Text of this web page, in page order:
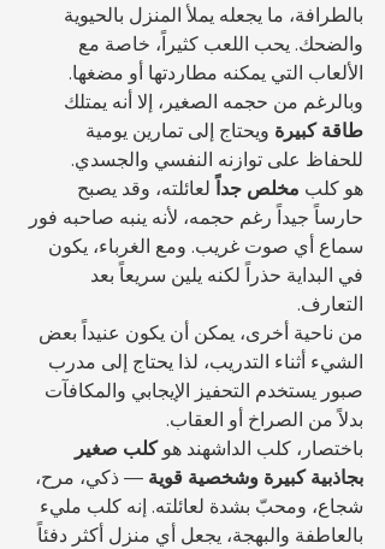
بالطرافة، ما يجعله يملأ المنزل بالحيوية
والضحك. يحب اللعب كثيراً، خاصة مع
الألعاب التي يمكنه مطاردتها أو مضغها.
وبالرغم من حجمه الصغير، إلا أنه يمتلك
طاقة كبيرة ويحتاج إلى تمارين يومية
للحفاظ على توازنه النفسي والجسدي.
هو كلب مخلص جداً لعائلته، وقد يصبح
حارساً جيداً رغم حجمه، لأنه ينبه صاحبه فور
سماع أي صوت غريب. ومع الغرباء، يكون
في البداية حذراً لكنه يلين سريعاً بعد
التعارف.
من ناحية أخرى، يمكن أن يكون عنيداً بعض
الشيء أثناء التدريب، لذا يحتاج إلى مدرب
صبور يستخدم التحفيز الإيجابي والمكافآت
بدلاً من الصراخ أو العقاب.
باختصار، كلب الداشهند هو كلب صغير
بجاذبية كبيرة وشخصية قوية — ذكي، مرح،
شجاع، ومحبّ بشدة لعائلته. إنه كلب مليء
بالعاطفة والبهجة، يجعل أي منزل أكثر دفئاً